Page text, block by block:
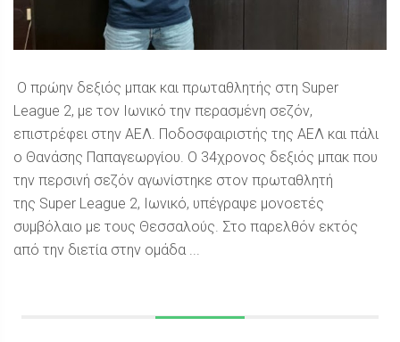
Ο πρώην δεξιός μπακ και πρωταθλητής στη Super
League 2, με τον Ιωνικό την περασμένη σεζόν,
επιστρέφει στην ΑΕΛ. Ποδοσφαιριστής της ΑΕΛ και πάλι
ο Θανάσης Παπαγεωργίου. Ο 34χρονος δεξιός μπακ που
την περσινή σεζόν αγωνίστηκε στον πρωταθλητή
της Super League 2, Iωνικό, υπέγραψε μονοετές
συμβόλαιο με τους Θεσσαλούς. Στο παρελθόν εκτός
από την διετία στην ομάδα ...